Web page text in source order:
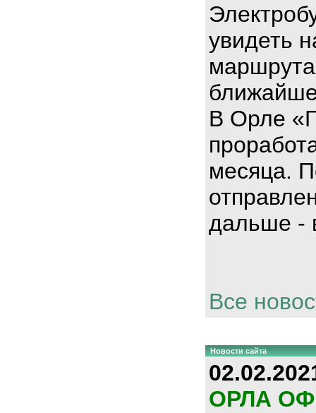
увидеть
В Орле
месяца.
дальше -
Все
Новости сайта
ОРЛА